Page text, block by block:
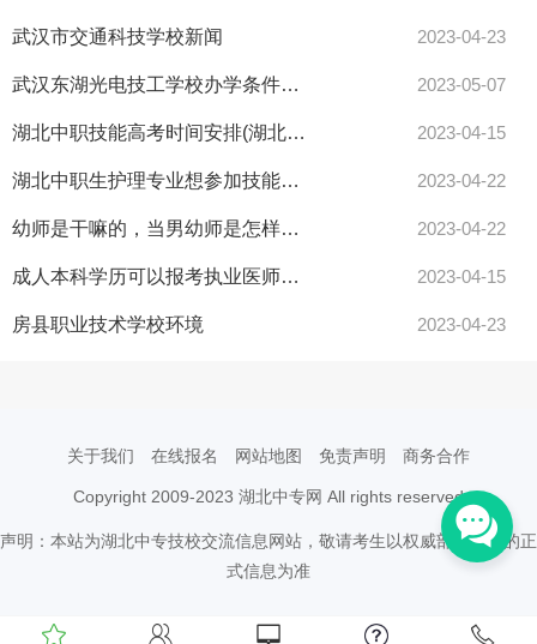
武汉市交通科技学校新闻 2023-04-23
武汉东湖光电技工学校办学条件怎么样 2023-05-07
湖北中职技能高考时间安排(湖北省中等职业学校) 2023-04-15
湖北中职生护理专业想参加技能高考升本科是不是有点痴心妄想唉？ 2023-04-22
幼师是干嘛的，当男幼师是怎样一种体验？ 2023-04-22
成人本科学历可以报考执业医师吗？(成人本科毕业可以直接考执业医师吗) 2023-04-15
房县职业技术学校环境 2023-04-23
关于我们 在线报名 网站地图 免责声明 商务合作
Copyright 2009-2023 湖北中专网 All rights reserved
声明：本站为湖北中专技校交流信息网站，敬请考生以权威部门公布的正
式信息为准